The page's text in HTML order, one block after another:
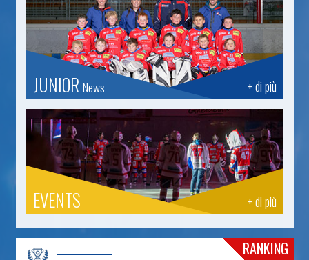
+ di più
JUNIOR News
+ di più
EVENTS
RANKING